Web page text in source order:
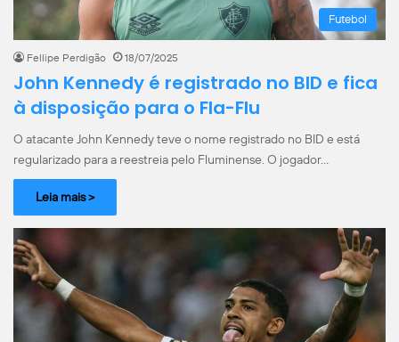
Futebol
Fellipe Perdigão 18/07/2025
John Kennedy é registrado no BID e fica
à disposição para o Fla-Flu
O atacante John Kennedy teve o nome registrado no BID e está
regularizado para a reestreia pelo Fluminense. O jogador…
Leia mais >